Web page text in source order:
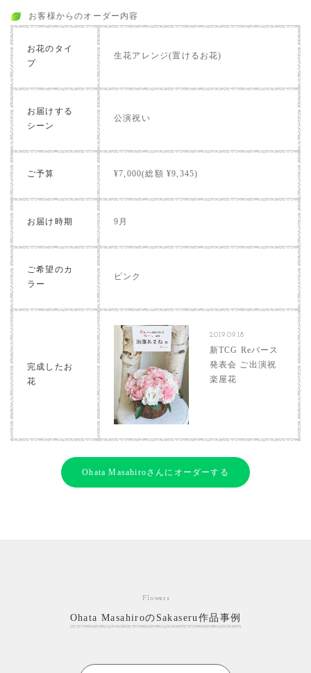
お客様からのオーダー内容
お花のタイ
プ
生花アレンジ(置けるお花)
お届けする
シーン
公演祝い
ご予算 ¥7,000(総額 ¥9,345)
お届け時期 9月
ご希望のカ
ラー
ピンク
完成したお
花
2019.09.18
新TCG Reバース
発表会 ご出演祝
楽屋花
Ohata Masahiroさんにオーダーする
Flowers
Ohata MasahiroのSakaseru作品事例